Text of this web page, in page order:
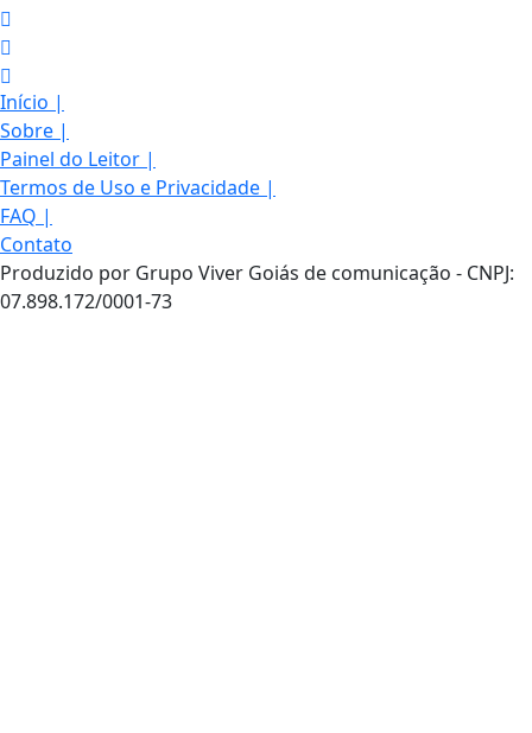
Início |
Sobre |
Painel do Leitor |
Termos de Uso e Privacidade |
FAQ |
Contato
Produzido por Grupo Viver Goiás de comunicação - CNPJ:
07.898.172/0001-73